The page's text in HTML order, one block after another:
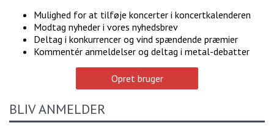
Mulighed for at tilføje koncerter i koncertkalenderen
Modtag nyheder i vores nyhedsbrev
Deltag i konkurrencer og vind spændende præmier
Kommentér anmeldelser og deltag i metal-debatter
Opret bruger
BLIV ANMELDER